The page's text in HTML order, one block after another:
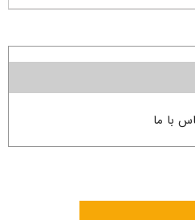
با ما